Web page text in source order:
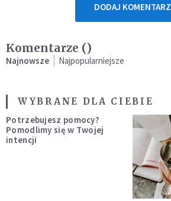
DODAJ KOMENTARZ
Komentarze ()
Najnowsze Najpopularniejsze
WYBRANE DLA CIEBIE
Potrzebujesz pomocy?
Pomodlimy się w Twojej
intencji